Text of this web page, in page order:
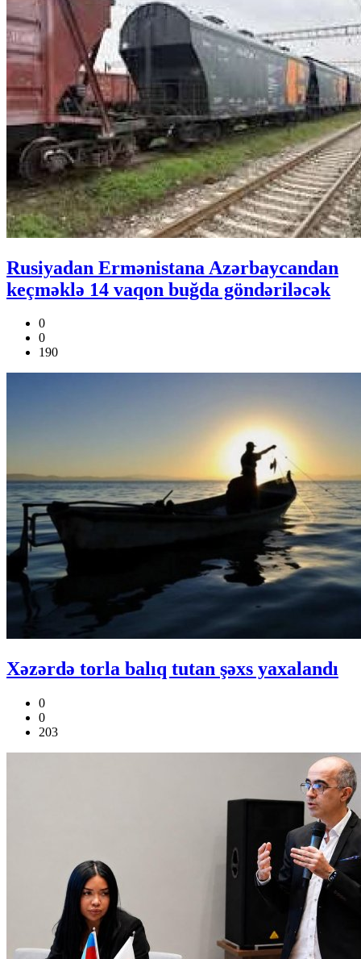
Rusiyadan Ermənistana Azərbaycandan
keçməklə 14 vaqon buğda göndəriləcək
0
0
190
Xəzərdə torla balıq tutan şəxs yaxalandı
0
0
203